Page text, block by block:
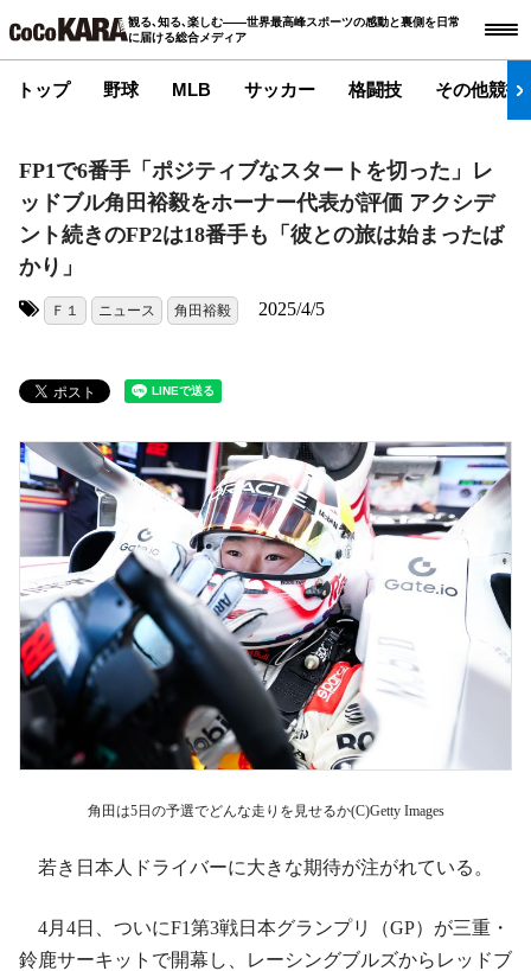
観る､知る､楽しむ――世界最高峰スポーツの感動と裏側を日常
に届ける総合メディア
トップ 野球 MLB サッカー 格闘技 その他競技
FP1で6番手「ポジティブなスタートを切った」レ
ッドブル角田裕毅をホーナー代表が評価 アクシデ
ント続きのFP2は18番手も「彼との旅は始まったば
かり」
Ｆ１ ニュース 角田裕毅 2025/4/5
角田は5日の予選でどんな走りを見せるか(C)Getty Images
若き日本人ドライバーに大きな期待が注がれている。
4月4日、ついにF1第3戦日本グランプリ（GP）が三重・
鈴鹿サーキットで開幕し、レーシングブルズからレッドブ